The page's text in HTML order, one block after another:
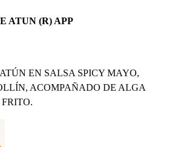
ATUN (R) APP
EN SALSA SPICY MAYO,
ACOMPAÑADO DE ALGA